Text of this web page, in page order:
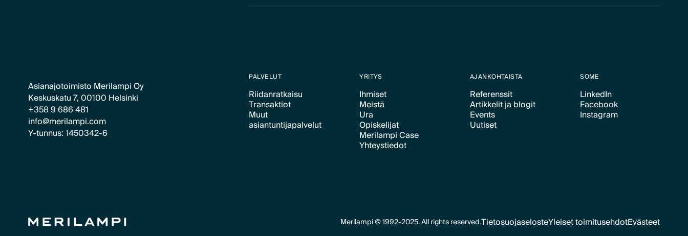
Asianajotoimisto Merilampi Oy
Keskuskatu 7, 00100 Helsinki
+358 9 686 481
info@merilampi.com
Y-tunnus: 1450342-6
PALVELUT
Riidanratkaisu
Text Link
Transaktiot
Text Link
Muut
asiantuntijapalvelut
YRITYS
Ihmiset
Text Link
Meistä
Text Link
Ura
Text Link
Opiskelijat
Text Link
Merilampi Case
Text Link
Yhteystiedot
AJANKOHTAISTA
Referenssit
Text Link
Artikkelit ja blogit
Text Link
Events
Text Link
Uutiset
SOME
LinkedIn
Text Link
Facebook
Text Link
Instagram
Merilampi © 1992-2025. All rights reserved.TietosuojaselosteYleiset toimitusehdotEvästeet